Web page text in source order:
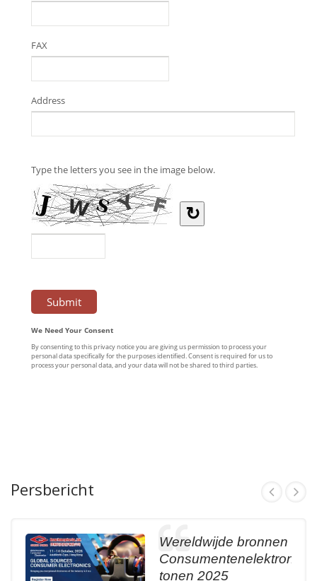
Persbericht
Wereldwijde bronnen
Consumentenelektronica
tonen 2025